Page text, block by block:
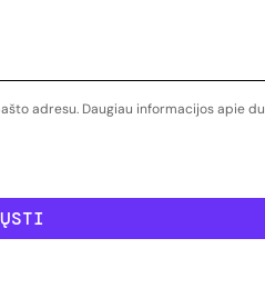
adresu. Daugiau informacijos apie